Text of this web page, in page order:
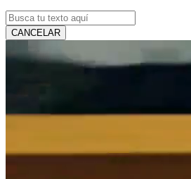
CANCELAR